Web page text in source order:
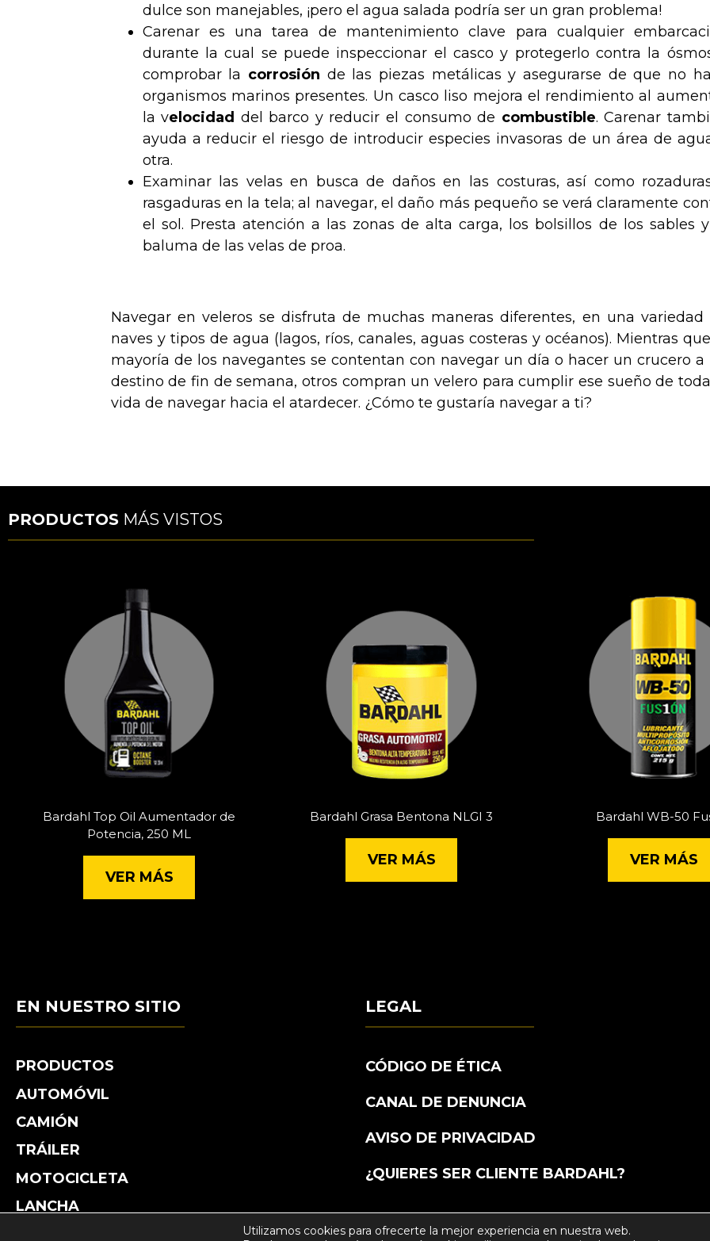
dulce son manejables, ¡pero el agua salada podría ser un gran problema!
Carenar es una tarea de mantenimiento clave para cualquier
durante la cual se puede inspeccionar el casco y protegerlo contra la
comprobar la corrosión de las piezas metálicas y asegurarse de que no
organismos marinos presentes. Un casco liso mejora el rendimiento al
la velocidad del barco y reducir el consumo de combustible. Carenar
ayuda a reducir el riesgo de introducir especies invasoras de un área de
otra.
Examinar las velas en busca de daños en las costuras, así como
rasgaduras en la tela; al navegar, el daño más pequeño se verá claramente
el sol. Presta atención a las zonas de alta carga, los bolsillos de los sables
baluma de las velas de proa.
Navegar en veleros se disfruta de muchas maneras diferentes, en una variedad
naves y tipos de agua (lagos, ríos, canales, aguas costeras y océanos). Mientras
mayoría de los navegantes se contentan con navegar un día o hacer un crucero a
destino de fin de semana, otros compran un velero para cumplir ese sueño de
vida de navegar hacia el atardecer. ¿Cómo te gustaría navegar a ti?
PRODUCTOS MÁS VISTOS
Bardahl Top Oil Aumentador de
Potencia, 250 ML
VER MÁS
Bardahl Grasa Bentona NLGI 3
VER MÁS
Bardahl WB-50
VER MÁS
EN NUESTRO SITIO
PRODUCTOS
AUTOMÓVIL
CAMIÓN
TRÁILER
MOTOCICLETA
LANCHA
LEGAL
CÓDIGO DE ÉTICA
CANAL DE DENUNCIA
AVISO DE PRIVACIDAD
¿QUIERES SER CLIENTE BARDAHL?
Utilizamos cookies para ofrecerte la mejor experiencia en nuestra web.